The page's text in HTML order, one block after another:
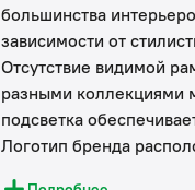
большинства
зависимости от
Отсутствие видимой
разными коллекциями
подсветка
Логотип бренда